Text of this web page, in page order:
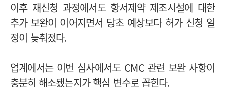
이후 재신청 과정에서도 항서제약 제조시설에 대한
추가 보완이 이어지면서 당초 예상보다 허가 신청 일
정이 늦춰졌다.
업계에서는 이번 심사에서도 CMC 관련 보완 사항이
충분히 해소됐는지가 핵심 변수로 꼽힌다.